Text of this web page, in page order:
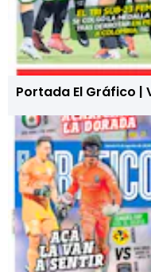
Portada El Gráfico |